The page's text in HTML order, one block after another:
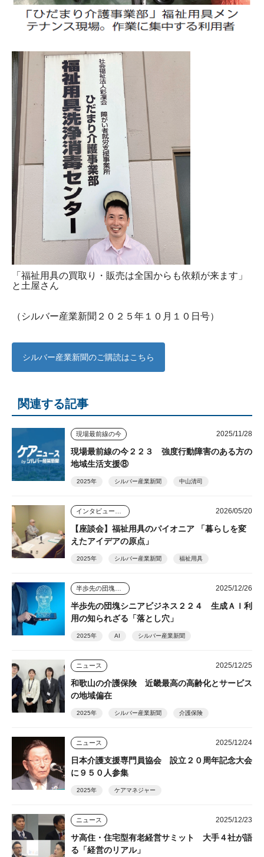
「福祉用具の買取り・販売は全国からも依頼が来ます」
と土屋さん
（シルバー産業新聞２０２５年１０月１０日号）
シルバー産業新聞のご購読はこちら
関連する記事
現場最前線の今 2025/11/28
現場最前線の今２２３ 強度行動障害のある方の
地域生活支援⑧
2025年 シルバー産業新聞 中山清司
2026/05/20
【座談会】福祉用具のパイオニア 「暮らしを変
えたアイデアの原点」
2025年 シルバー産業新聞 福祉用具
2025/12/26
半歩先の団塊シニアビジネス２２４ 生成ＡＩ利
用の知られざる「落とし穴」
2025年 AI シルバー産業新聞
ニュース 2025/12/25
和歌山の介護保険 近畿最高の高齢化とサービス
の地域偏在
2025年 シルバー産業新聞 介護保険
ニュース 2025/12/24
日本介護支援専門員協会 設立２０周年記念大会
に９５０人参集
2025年 ケアマネジャー
ニュース 2025/12/23
サ高住・住宅型有老経営サミット 大手４社が語
る「経営のリアル」